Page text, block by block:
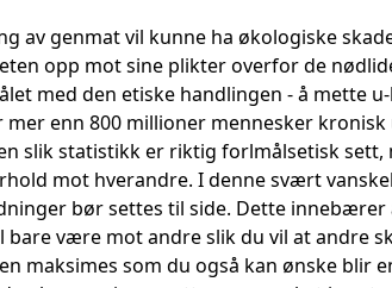
av genmat vil kunne ha økologiske
opp mot sine plikter overfor de
med den etiske handlingen - å mette
mer enn 800 millioner mennesker
slik statistikk er riktig forlmålsetisk
mot hverandre. I denne svært
bør settes til side. Dette
bare være mot andre slik du vil at andre
maksimes som du også kan ønske blir